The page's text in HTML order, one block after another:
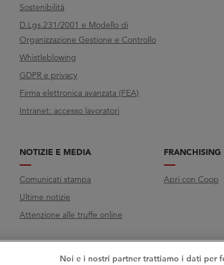
Sostenibilità
D.Lgs.231/2001 e Modello di
Organizzazione Gestione e Controllo
Whistleblowing
GDPR e privacy
Firma elettronica avanzata (FEA)
Intranet: accesso lavoratori
NOTIZIE E MEDIA
Comunicati stampa
Ultime notizie
Attenzione alle truffe online
FRANCHISING
Apri con Coop
Noi e i nostri partner trattiamo i dati per